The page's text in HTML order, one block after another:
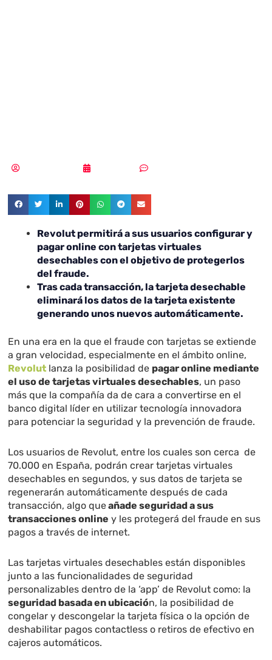
Revolut permitirá a sus usuarios configurar y
pagar online con tarjetas virtuales
desechables con el objetivo de protegerlos
del fraude.
Tras cada transacción, la tarjeta desechable
eliminará los datos de la tarjeta existente
generando unos nuevos automáticamente.
En una era en la que el fraude con tarjetas se extiende
a gran velocidad, especialmente en el ámbito online,
Revolut lanza la posibilidad de pagar online mediante
el uso de tarjetas virtuales desechables, un paso
más que la compañía da de cara a convertirse en el
banco digital líder en utilizar tecnología innovadora
para potenciar la seguridad y la prevención de fraude.
Los usuarios de Revolut, entre los cuales son cerca de
70.000 en España, podrán crear tarjetas virtuales
desechables en segundos, y sus datos de tarjeta se
regenerarán automáticamente después de cada
transacción, algo queañade seguridad a sus
transacciones online y les protegerá del fraude en sus
pagos a través de internet.
Las tarjetas virtuales desechables están disponibles
junto a las funcionalidades de seguridad
personalizables dentro de la ‘app’ de Revolut como: la
seguridad basada en ubicación, la posibilidad de
congelar y descongelar la tarjeta física o la opción de
deshabilitar pagos contactless o retiros de efectivo en
cajeros automáticos.